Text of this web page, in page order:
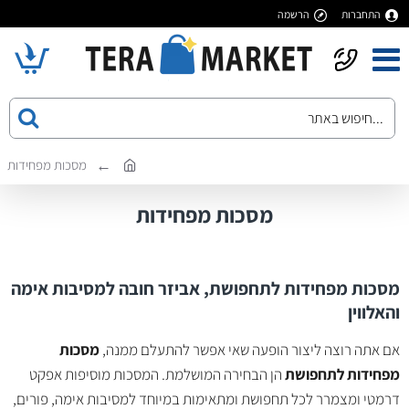
התחברות הרשמה
מסכות מפחידות
מסכות מפחידות
מסכות מפחידות לתחפושת, אביזר חובה למסיבות אימה
והאלווין
אם אתה רוצה ליצור הופעה שאי אפשר להתעלם ממנה,מסכות
מפחידות לתחפושתהן הבחירה המושלמת. המסכות מוסיפות אפקט
דרמטי ומצמרר לכל תחפושת ומתאימות במיוחד למסיבות אימה, פורים,